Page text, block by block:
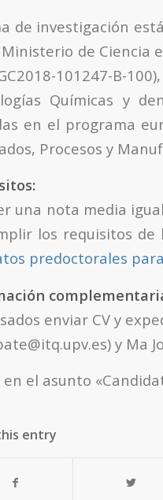
de investigación
de Ciencia
101247-B-
Químicas y
en el programa
Procesos y
una nota media
los requisitos
predoctorales
enviar CV y
y Ma
en el asunto
entry